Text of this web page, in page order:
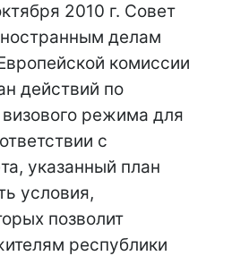
2010 г. Совет
делам
комиссии
действий по
режима для
с
указанный план
условия,
позволит
республики